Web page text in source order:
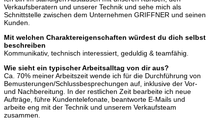
Verkaufsberatern und unserer Technik und sehe mich als
Schnittstelle zwischen dem Unternehmen GRIFFNER und seinen
Kunden.
Mit welchen Charaktereigenschaften würdest du dich selbst
beschreiben
Kommunikativ, technisch interessiert, geduldig & teamfähig.
Wie sieht ein typischer Arbeitsalltag von dir aus?
Ca. 70% meiner Arbeitszeit wende ich für die Durchführung von
Bemusterungen/Schlussbesprechungen auf, inklusive der Vor-
und Nachbereitung. In der restlichen Zeit bearbeite ich neue
Aufträge, führe Kundentelefonate, beantworte E-Mails und
arbeite eng mit der Technik und unserem Verkaufsteam
zusammen.